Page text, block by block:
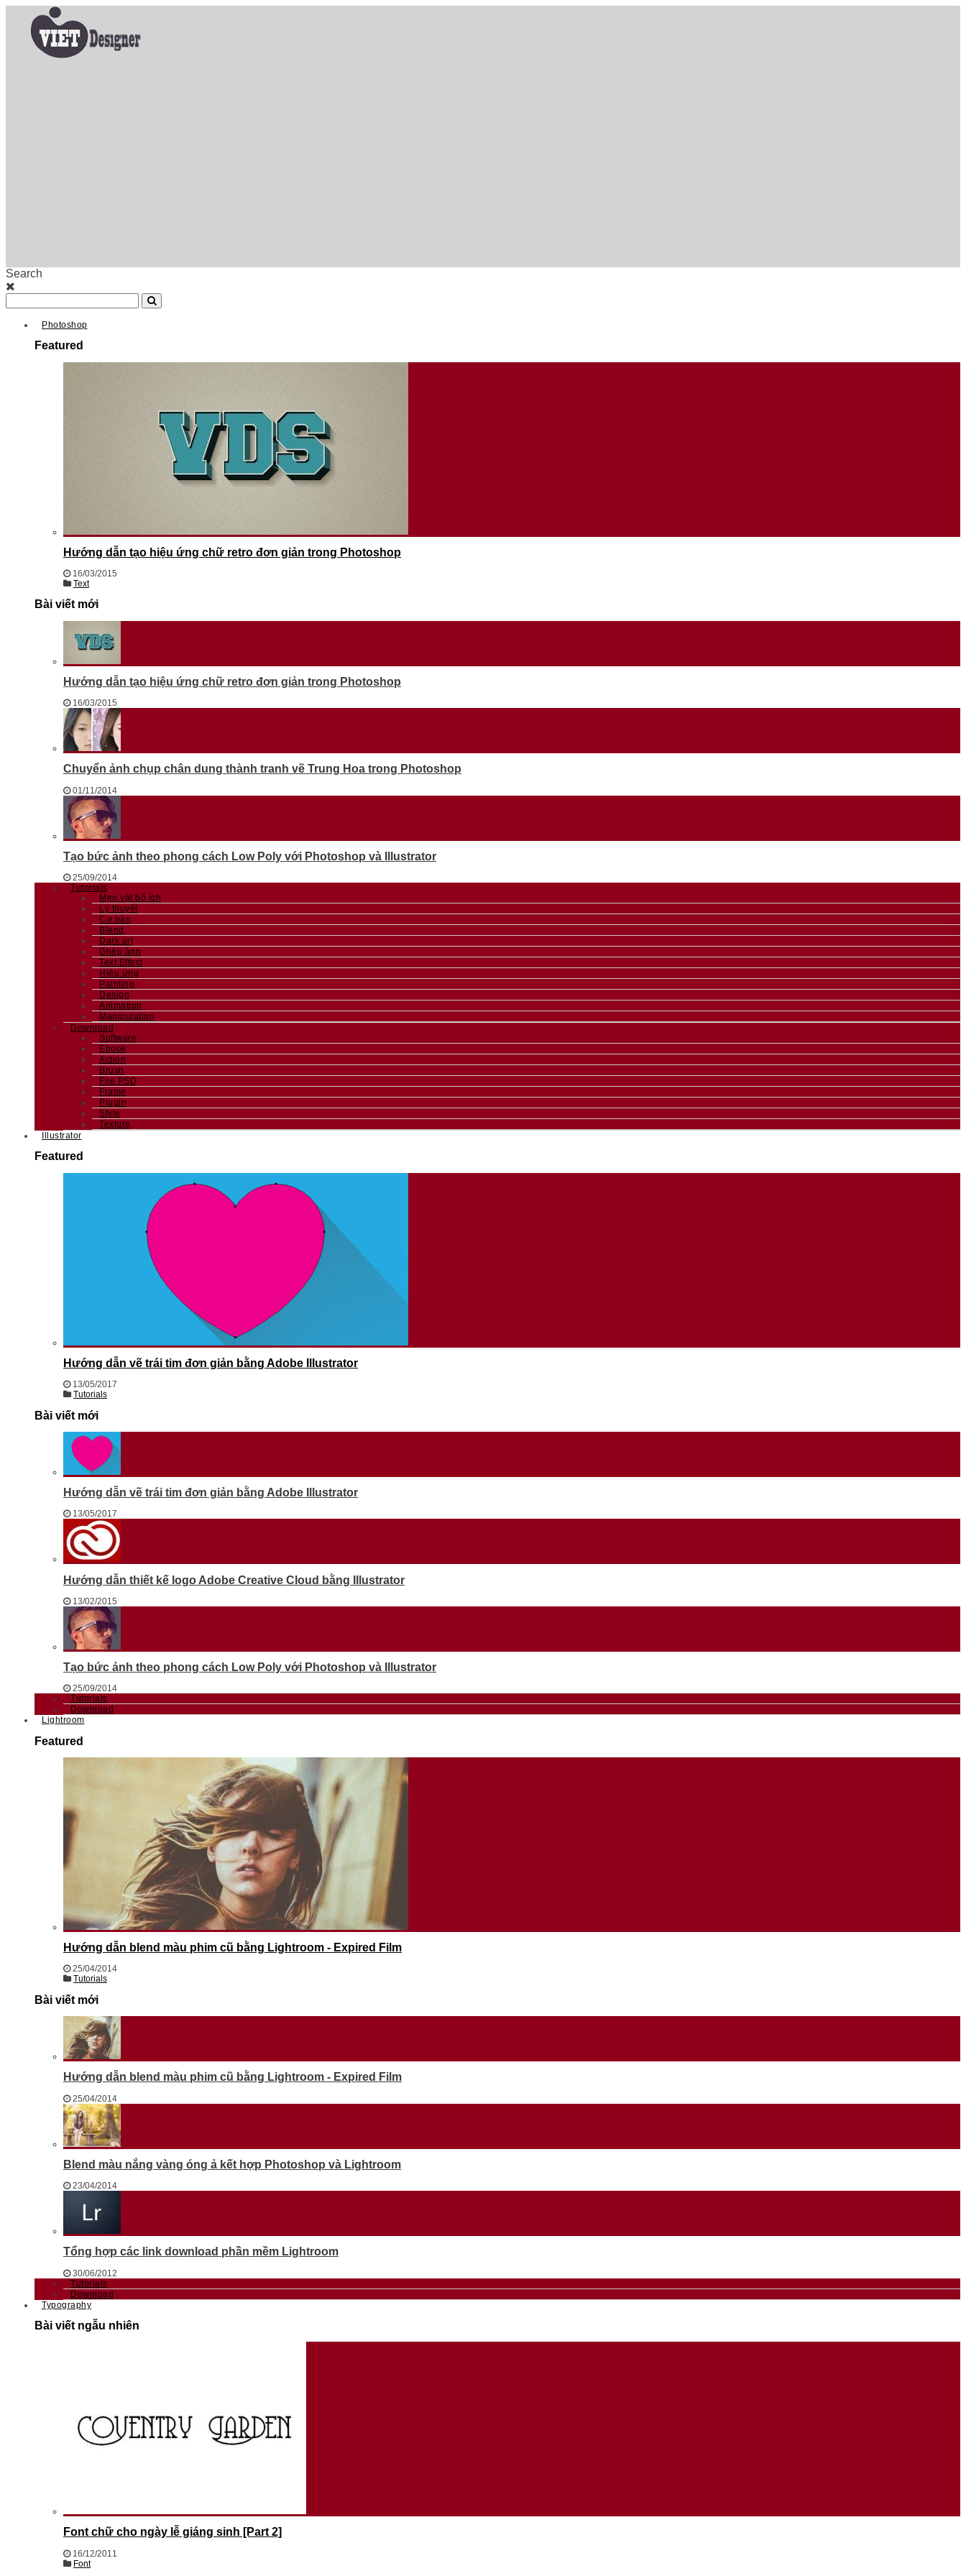
Search
Photoshop
Featured
Hướng dẫn tạo hiệu ứng chữ retro đơn giản trong Photoshop
16/03/2015
Text
Bài viết mới
Hướng dẫn tạo hiệu ứng chữ retro đơn giản trong Photoshop
16/03/2015
Chuyển ảnh chụp chân dung thành tranh vẽ Trung Hoa trong Photoshop
01/11/2014
Tạo bức ảnh theo phong cách Low Poly với Photoshop và Illustrator
25/09/2014
Tutorials
Mẹo vặt bổ ích
Lý thuyết
Cơ bản
Blend
Dark art
Ghép ảnh
Text Effect
Hiệu ứng
Painting
Design
Animation
Manipulation
Download
Software
Ebook
Action
Brush
File PSD
Frame
Plugin
Style
Texture
Illustrator
Featured
Hướng dẫn vẽ trái tim đơn giản bằng Adobe Illustrator
13/05/2017
Tutorials
Bài viết mới
Hướng dẫn vẽ trái tim đơn giản bằng Adobe Illustrator
13/05/2017
Hướng dẫn thiết kế logo Adobe Creative Cloud bằng Illustrator
13/02/2015
Tạo bức ảnh theo phong cách Low Poly với Photoshop và Illustrator
25/09/2014
Tutorials
Download
Lightroom
Featured
Hướng dẫn blend màu phim cũ bằng Lightroom - Expired Film
25/04/2014
Tutorials
Bài viết mới
Hướng dẫn blend màu phim cũ bằng Lightroom - Expired Film
25/04/2014
Blend màu nắng vàng óng ả kết hợp Photoshop và Lightroom
23/04/2014
Tổng hợp các link download phần mềm Lightroom
30/06/2012
Tutorials
Download
Typography
Bài viết ngẫu nhiên
Font chữ cho ngày lễ giáng sinh [Part 2]
16/12/2011
Font